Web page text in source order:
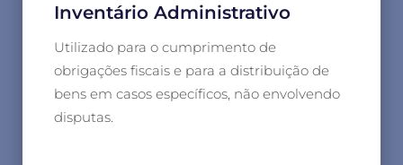
Inventário Administrativo
Utilizado para o cumprimento de
obrigações fiscais e para a distribuição de
bens em casos específicos, não envolvendo
disputas.